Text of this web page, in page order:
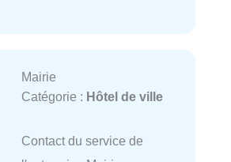
Mairie
Catégorie : Hôtel de ville
Contact du service de